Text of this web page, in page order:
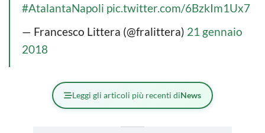
#AtalantaNapoli pic.twitter.com/6BzkIm1Ux7
— Francesco Littera (@fralittera) 21 gennaio
2018
Leggi gli articoli più recenti diNews